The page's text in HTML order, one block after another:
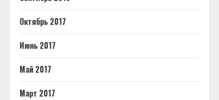
Октябрь 2017
Июнь 2017
Май 2017
Март 2017